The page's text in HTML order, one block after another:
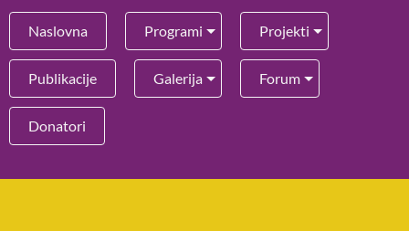
Naslovna Programi Projekti
Publikacije Galerija Forum
Donatori